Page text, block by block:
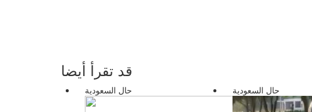
قد تقرأ أيضا
حال السعودية حال السعودية